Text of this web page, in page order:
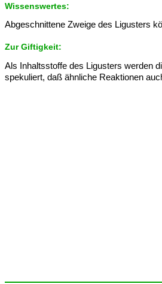
Wissenswertes:
Abgeschnittene Zweige des Ligusters
Zur Giftigkeit:
Als Inhaltsstoffe des Ligusters werden
spekuliert, daß ähnliche Reaktionen